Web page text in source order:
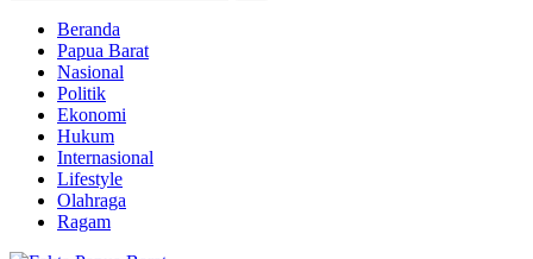
Beranda
Papua Barat
Nasional
Politik
Ekonomi
Hukum
Internasional
Lifestyle
Olahraga
Ragam